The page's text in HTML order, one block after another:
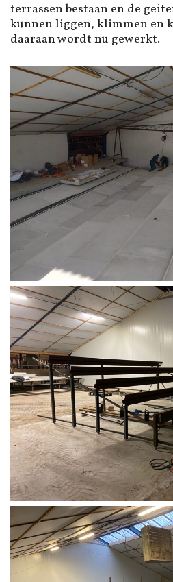
terrassen bestaan en de
kunnen liggen, klimmen en
daaraan wordt nu gewerkt.